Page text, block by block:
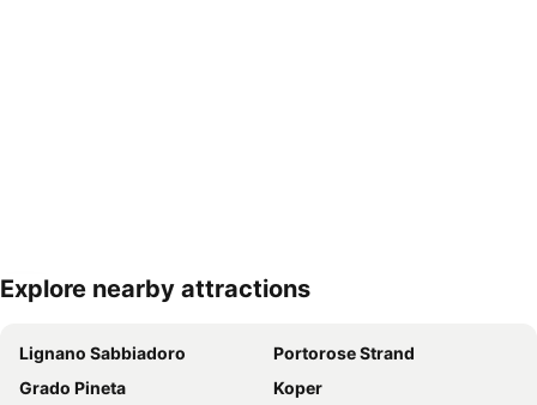
Nagy méretű térkép
Explore nearby attractions
Lignano Sabbiadoro
Portorose Strand
Grado Pineta
Koper